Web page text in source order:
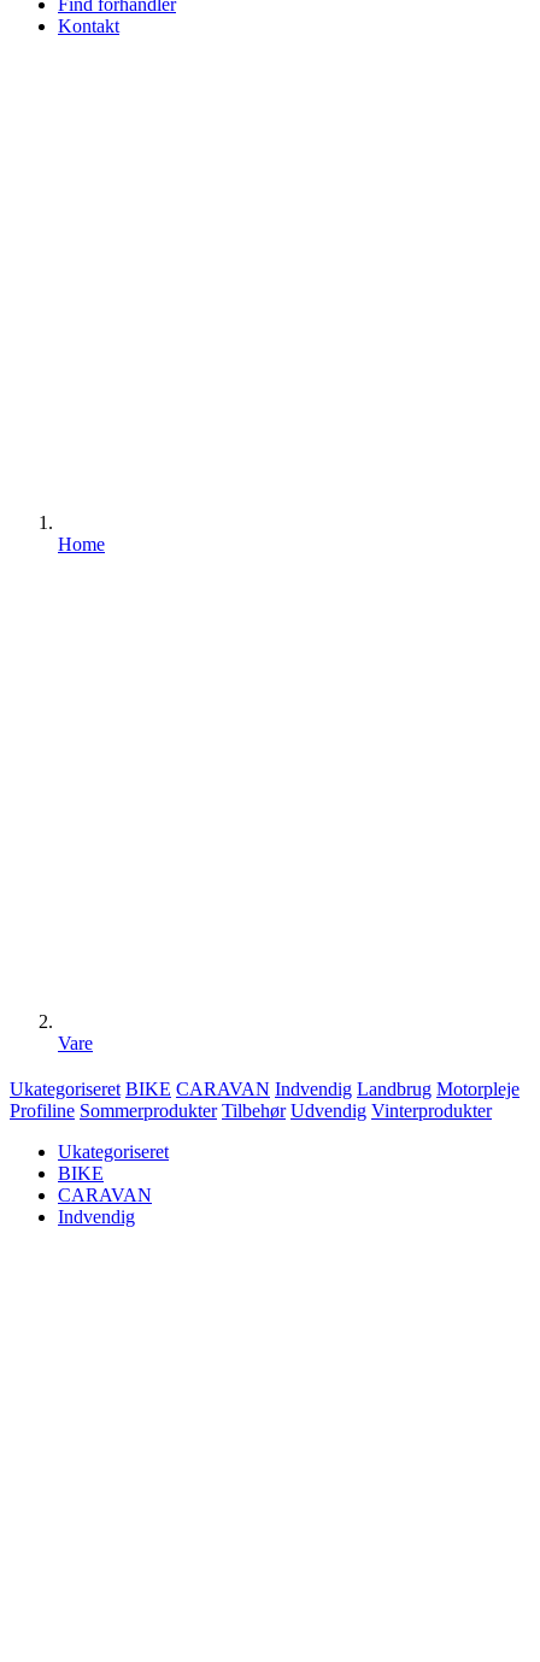
Find forhandler
Kontakt
Home
Vare
Ukategoriseret BIKE CARAVAN Indvendig Landbrug Motorpleje
Profiline Sommerprodukter Tilbehør Udvendig Vinterprodukter
Ukategoriseret
BIKE
CARAVAN
Indvendig